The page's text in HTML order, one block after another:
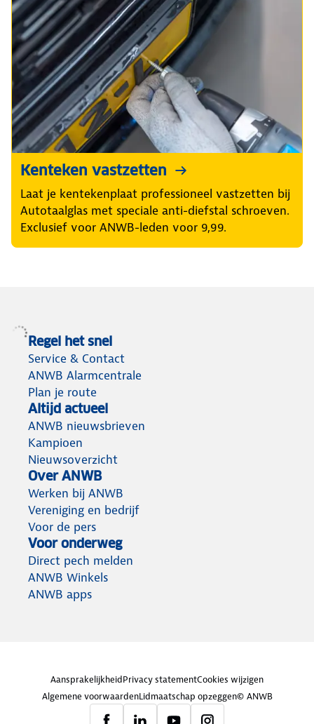
Kenteken vastzetten
Laat je kentekenplaat professioneel vastzetten bij
Autotaalglas met speciale anti-diefstal schroeven.
Exclusief voor ANWB-leden voor 9,99.
Regel het snel
Service & Contact
ANWB Alarmcentrale
Plan je route
Altijd actueel
ANWB nieuwsbrieven
Kampioen
Nieuwsoverzicht
Over ANWB
Werken bij ANWB
Vereniging en bedrijf
Voor de pers
Voor onderweg
Direct pech melden
ANWB Winkels
ANWB apps
AansprakelijkheidPrivacy statementCookies wijzigen
Algemene voorwaardenLidmaatschap opzeggen© ANWB